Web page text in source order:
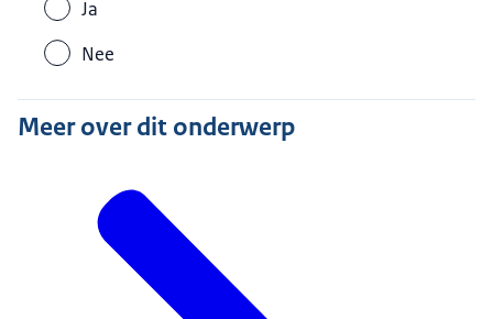
Ja
Nee
Meer over dit onderwerp